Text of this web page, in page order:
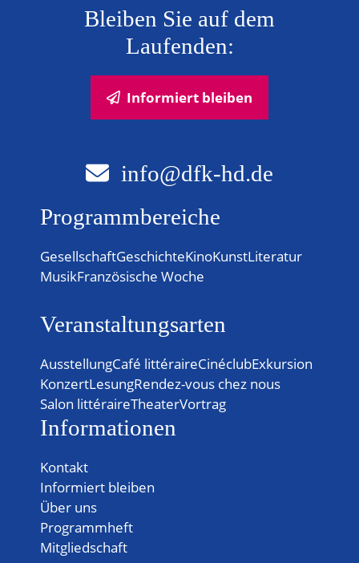
Bleiben Sie auf dem
Laufenden:
Informiert bleiben
info@dfk-hd.de
Programmbereiche
GesellschaftGeschichteKinoKunstLiteratur
MusikFranzösische Woche
Veranstaltungsarten
AusstellungCafé littéraireCinéclubExkursion
KonzertLesungRendez-vous chez nous
Salon littéraireTheaterVortrag
Informationen
Kontakt
Informiert bleiben
Über uns
Programmheft
Mitgliedschaft